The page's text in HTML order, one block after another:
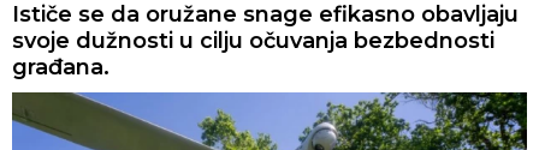
Ističe se da oružane snage efikasno obavljaju
svoje dužnosti u cilju očuvanja bezbednosti
građana.